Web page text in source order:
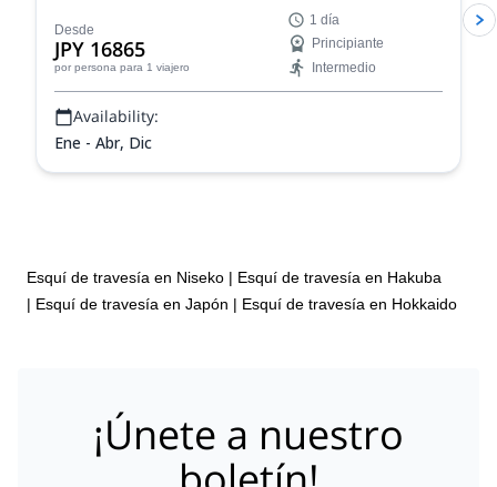
de JMGA, Jun!
Desde
JPY 16865
por persona para 1 viajero
1 día
Principiante
Intermedio
Availability:
Ene - Abr, Dic
Esquí de travesía en Niseko | Esquí de travesía en Hakuba
| Esquí de travesía en Japón | Esquí de travesía en Hokkaido
¡Únete a nuestro